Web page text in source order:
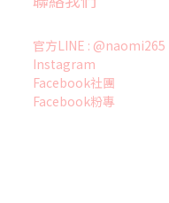
官方LINE : @naomi265
Instagram
Facebook社團
Facebook粉專